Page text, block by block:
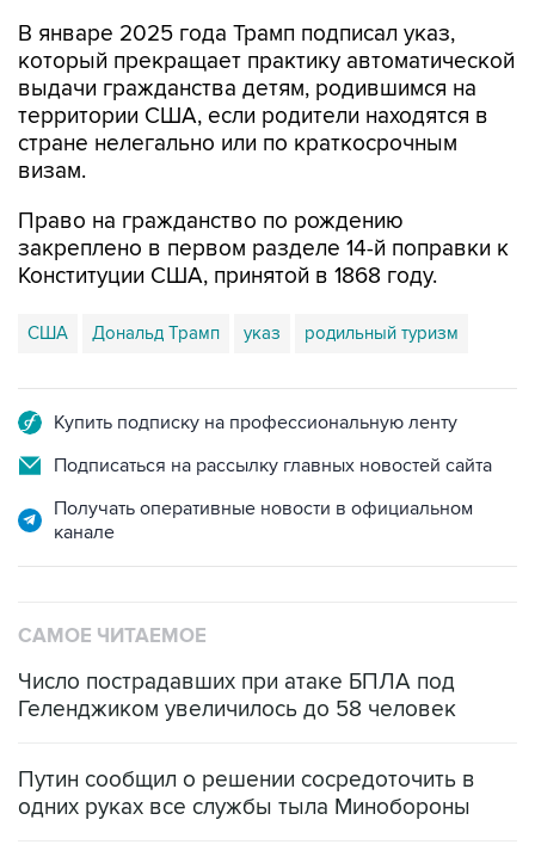
В январе 2025 года Трамп подписал указ,
который прекращает практику автоматической
выдачи гражданства детям, родившимся на
территории США, если родители находятся в
стране нелегально или по краткосрочным
визам.
Право на гражданство по рождению
закреплено в первом разделе 14-й поправки к
Конституции США, принятой в 1868 году.
США Дональд Трамп указ родильный туризм
Купить подписку на профессиональную ленту
Подписаться на рассылку главных новостей сайта
Получать оперативные новости в официальном
канале
САМОЕ ЧИТАЕМОЕ
Число пострадавших при атаке БПЛА под
Геленджиком увеличилось до 58 человек
Путин сообщил о решении сосредоточить в
одних руках все службы тыла Минобороны